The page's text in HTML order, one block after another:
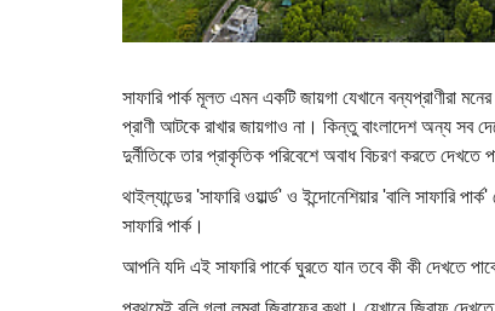
সাফারি পার্ক মূলত এমন একটি জায়গা যেখানে বন্যপ্রাণীরা
প্রাণী আটকে রাখার জায়গাও না। কিন্তু বাংলাদেশ অন্য সব
দুর্নীতিকে তার প্রাকৃতিক পরিবেশে অবাধ বিচরণ করতে দেখতে
থাইল্যান্ডের 'সাফারি ওয়ার্ল্ড' ও ইন্দোনেশিয়ার 'বালি
সাফারি পার্ক।
আপনি যদি এই সাফারি পার্কে ঘুরতে যান তবে কী কী দেখতে